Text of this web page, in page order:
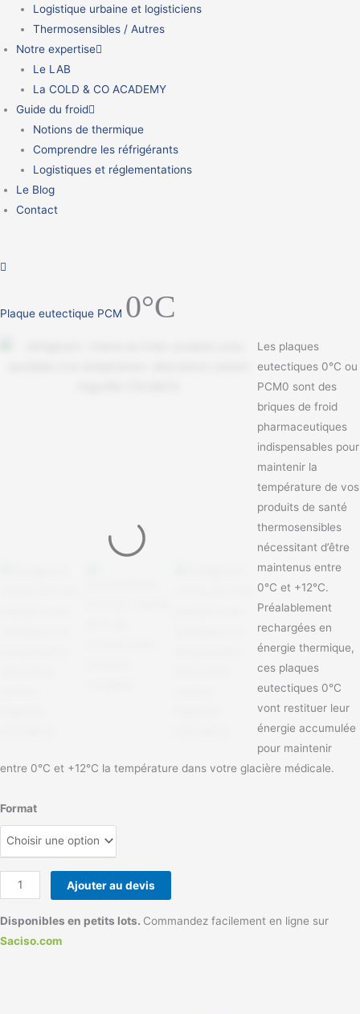
Logistique urbaine et logisticiens
Thermosensibles / Autres
Notre expertise
Le LAB
La COLD & CO ACADEMY
Guide du froid
Notions de thermique
Comprendre les réfrigérants
Logistiques et réglementations
Le Blog
Contact
Plaque eutectique PCM 0°C
Les plaques
eutectiques 0°C ou
PCM0 sont des
briques de froid
pharmaceutiques
indispensables pour
maintenir la
température de vos
produits de santé
thermosensibles
nécessitant d’être
maintenus entre
0°C et +12°C.
Préalablement
rechargées en
énergie thermique,
ces plaques
eutectiques 0°C
vont restituer leur
énergie accumulée
pour maintenir
entre 0°C et +12°C la température dans votre glacière médicale.
Format
Disponibles en petits lots. Commandez facilement en ligne sur
Saciso.com